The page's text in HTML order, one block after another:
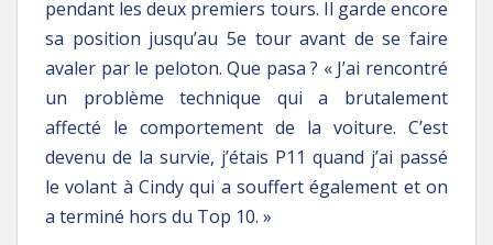
pendant les deux premiers tours. Il garde encore
sa position jusqu’au 5e tour avant de se faire
avaler par le peloton. Que pasa ? « J’ai rencontré
un problème technique qui a brutalement
affecté le comportement de la voiture. C’est
devenu de la survie, j’étais P11 quand j’ai passé
le volant à Cindy qui a souffert également et on
a terminé hors du Top 10. »